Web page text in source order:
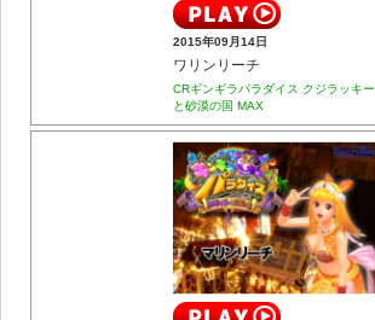
2015年09月14日
ワリンリーチ
CRギンギラパラダイス クジラッキー
と砂漠の国 MAX